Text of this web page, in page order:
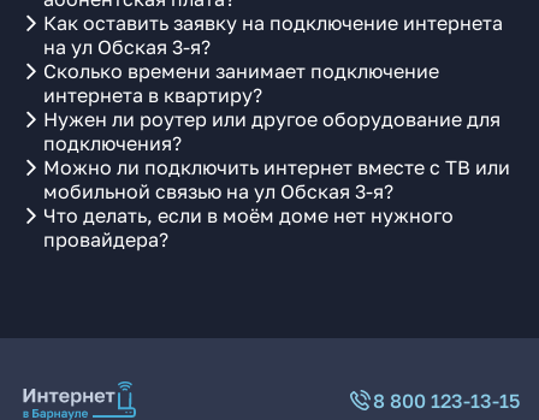
Как оставить заявку на подключение интернета
на ул Обская 3-я?
Сколько времени занимает подключение
интернета в квартиру?
Нужен ли роутер или другое оборудование для
подключения?
Можно ли подключить интернет вместе с ТВ или
мобильной связью на ул Обская 3-я?
Что делать, если в моём доме нет нужного
провайдера?
8 800 123-13-15